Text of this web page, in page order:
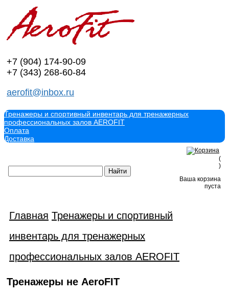
+7 (904) 174-90-09
+7 (343) 268-60-84
aerofit@inbox.ru
Тренажеры и спортивный инвентарь для тренажерных
профессиональных залов AEROFIT
Оплата
Доставка
(
)
Ваша корзина
пуста
Главная Тренажеры и спортивный
инвентарь для тренажерных
профессиональных залов AEROFIT
Тренажеры не AeroFIT